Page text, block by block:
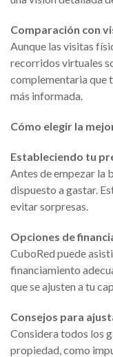
Comparación con
Aunque las visitas
recorridos virtuales
complementaria que
más informada.
Cómo elegir la
Estableciendo tu
Antes de empezar la
dispuesto a gastar.
evitar sorpresas.
Opciones de
CuboRed puede
financiamiento
que se ajusten a tu
Consejos para
Considera todos los
propiedad, como